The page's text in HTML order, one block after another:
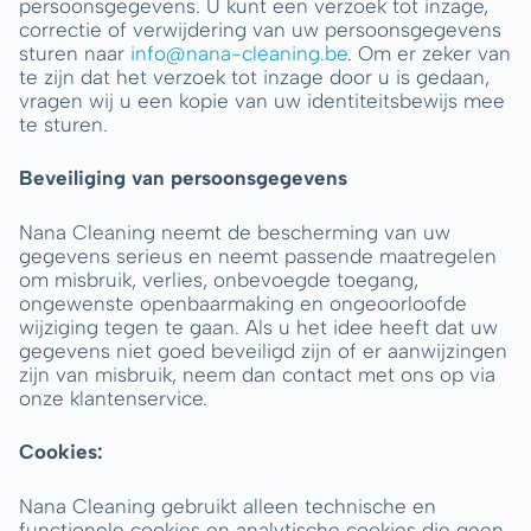
persoonsgegevens. U kunt een verzoek tot inzage,
correctie of verwijdering van uw persoonsgegevens
sturen naar info@nana-cleaning.be. Om er zeker van
te zijn dat het verzoek tot inzage door u is gedaan,
vragen wij u een kopie van uw identiteitsbewijs mee
te sturen.
Beveiliging van persoonsgegevens
Nana Cleaning neemt de bescherming van uw
gegevens serieus en neemt passende maatregelen
om misbruik, verlies, onbevoegde toegang,
ongewenste openbaarmaking en ongeoorloofde
wijziging tegen te gaan. Als u het idee heeft dat uw
gegevens niet goed beveiligd zijn of er aanwijzingen
zijn van misbruik, neem dan contact met ons op via
onze klantenservice.
Cookies:
Nana Cleaning gebruikt alleen technische en